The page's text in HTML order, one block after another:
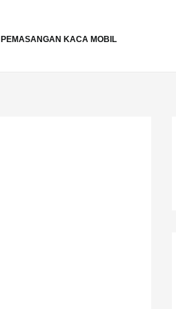
PEMASANGAN KACA MOBIL